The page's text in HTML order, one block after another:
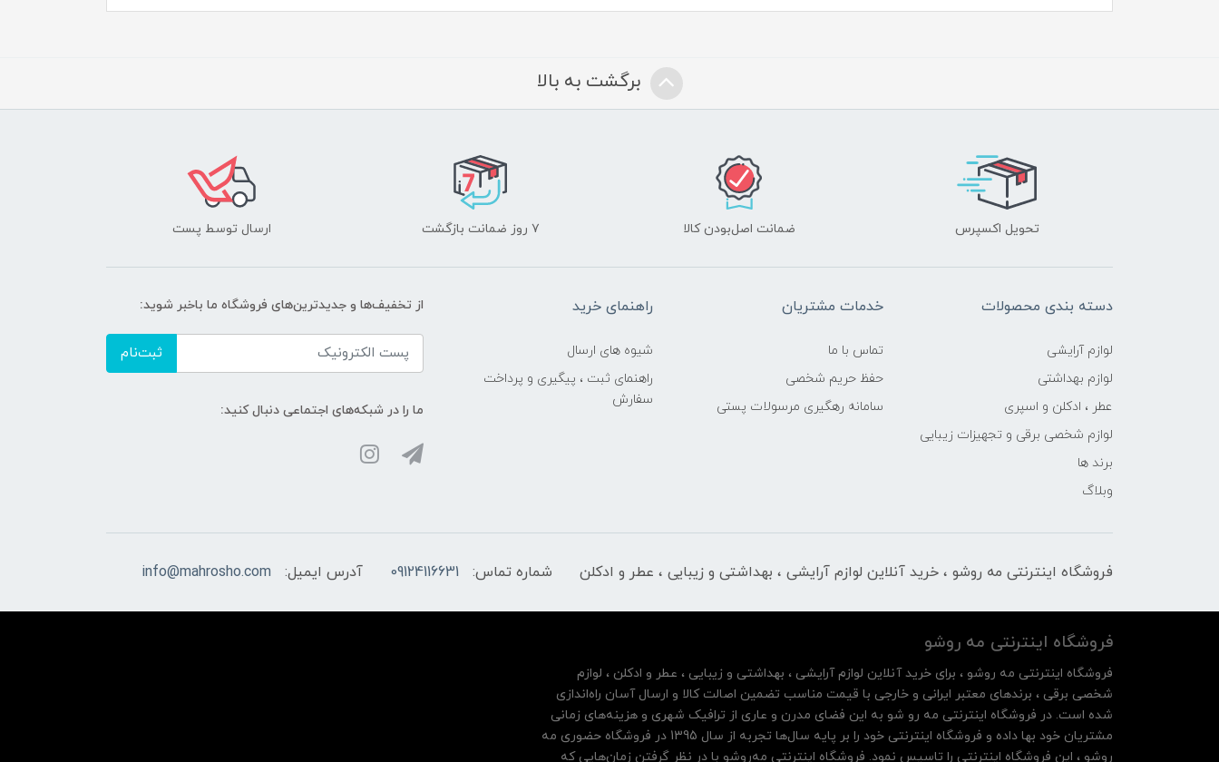
برگشت به بالا
تحویل اکسپرس ضمانت اصل‌بودن کالا ۷ روز ضمانت بازگشت ارسال توسط پست
دسته بندی محصولات
لوازم آرایشی
لوازم بهداشتی
عطر ، ادکلن و اسپری
لوازم شخصی برقی و تجهیزات زیبایی
برند ها
وبلاگ
خدمات مشتریان
تماس با ما
حفظ حریم شخصی
سامانه رهگیری مرسولات پستی
راهنمای خرید
شیوه های ارسال
راهنمای ثبت ، پیگیری و پرداخت
سفارش
از تخفیف‌ها و جدیدترین‌های فروشگاه ما باخبر شوید:
ثبت‌نام
ما را در شبکه‌های اجتماعی دنبال کنید:
فروشگاه اینترنتی مه‌ رو‌شو ، خرید آنلاین لوازم آرایشی ، بهداشتی و زیبایی ، عطر و ادکلن شماره تماس: 09124116631 آدرس ایمیل: info@mahrosho.com
فروشگاه اینترنتی مه‌ رو‌شو
فروشگاه اینترنتی مه‌ رو‌شو ، برای خرید آنلاین لوازم آرایشی ، بهداشتی و زیبایی ، عطر و ادکلن ، لوازم
شخصی برقی ، برندهای معتبر ایرانی و خارجی با قیمت مناسب تضمین اصالت کالا و ارسال آسان راه‌اندازی
شده است. در فروشگاه اینترنتی مه رو شو به این فضای مدرن و عاری از ترافیک شهری و هزینه‌های زمانی
مشتریان خود بها داده و فروشگاه اینترنتی خود را بر پایه سال‌ها تجربه از سال 1395 در فروشگاه حضوری مه
روشو ، این فروشگاه اینترنتی را تاسیس نمود. فروشگاه اینترنتی مه‌رو‌شو با در نظر گرفتن زمان‌هایی که